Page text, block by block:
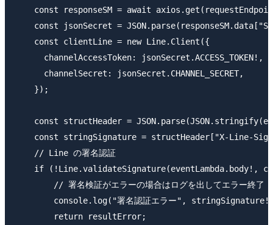
const responseSM = await
const jsonSecret =
    const clientLine = new Line.Client({
      channelAccessToken: jsonSecret.ACCESS_TOKEN!,
      channelSecret: jsonSecret.CHANNEL_SECRET,
    });
const structHeader =
const stringSignature = structHeader["X-Line-
    // Line の署名認証
if (!Line.validateSignature(eventLambda.body!,
        // 署名検証がエラーの場合はログを出してエラー終了
console.log("署名認証エラー",
        return resultError;